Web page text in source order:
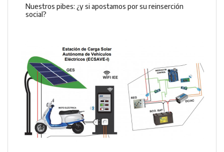
Nuestros pibes: ¿y si apostamos por su reinserción
social?